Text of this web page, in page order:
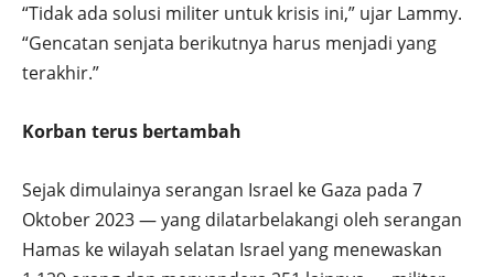
“Tidak ada solusi militer untuk krisis ini,” ujar Lammy.
“Gencatan senjata berikutnya harus menjadi yang
terakhir.”
Korban terus bertambah
Sejak dimulainya serangan Israel ke Gaza pada 7
Oktober 2023 — yang dilatarbelakangi oleh serangan
Hamas ke wilayah selatan Israel yang menewaskan